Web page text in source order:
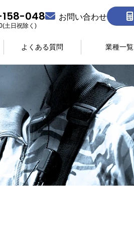
158-048
土日祝除く)
お問い合わせ
よくある質問 業種一覧